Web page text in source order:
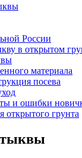
России
в открытом
материала
посева
и ошибки
открытого грунта
тыквы